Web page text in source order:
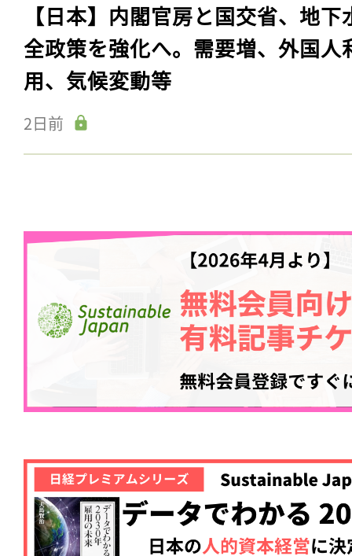
【日本】内閣官房と国交省、地下
全政策を強化へ。需要増、外国人
用、気候変動等
2日前